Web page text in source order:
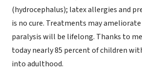
(hydrocephalus); latex allergies and
is no cure. Treatments may
paralysis will be lifelong. Thanks to
today nearly 85 percent of children
into adulthood.